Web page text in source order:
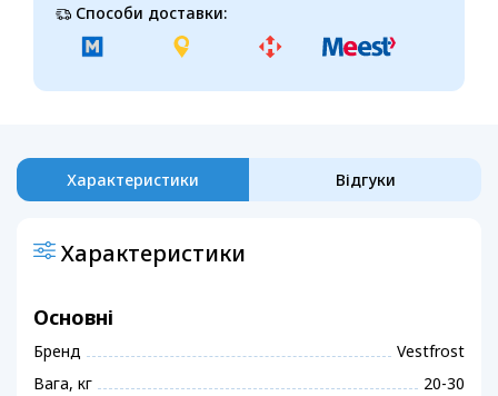
Способи доставки:
Характеристики Відгуки
Характеристики
Основні
Бренд
Vestfrost
Вага, кг
20-30